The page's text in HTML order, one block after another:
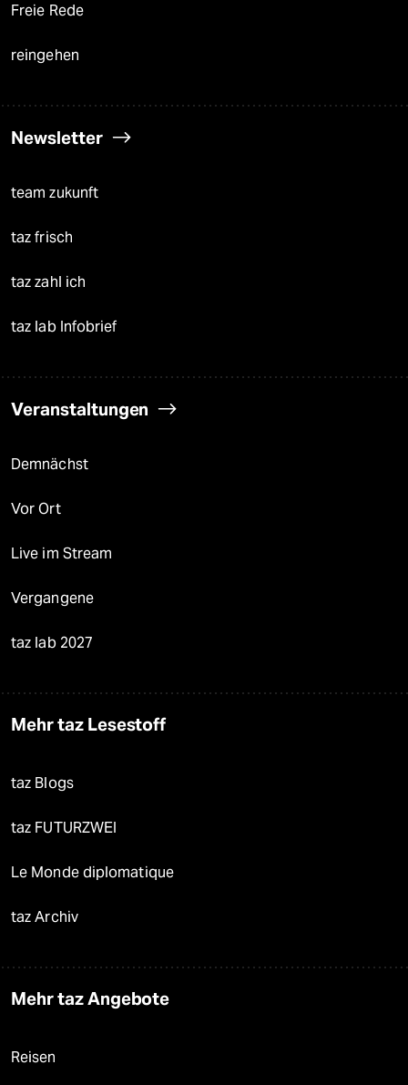
Freie Rede
reingehen
Newsletter
team zukunft
taz frisch
taz zahl ich
taz lab Infobrief
Veranstaltungen
Demnächst
Vor Ort
Live im Stream
Vergangene
taz lab 2027
Mehr taz Lesestoff
taz Blogs
taz FUTURZWEI
Le Monde diplomatique
taz Archiv
Mehr taz Angebote
Reisen